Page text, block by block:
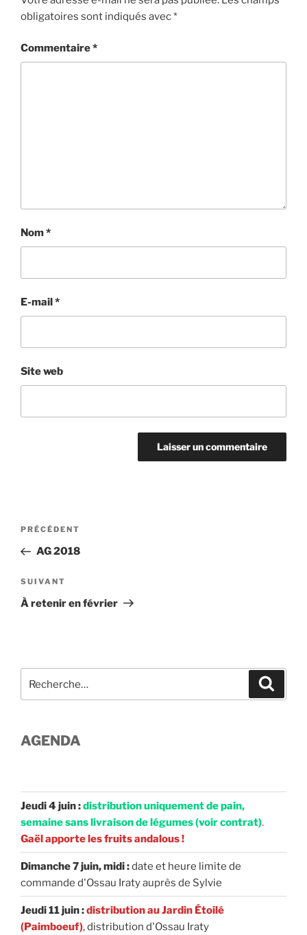
obligatoires sont indiqués avec*
Commentaire*
Nom*
E-mail*
Site web
Navigation
l’article
Article
précédent
PRÉCÉDENT
AG 2018
Article
suivant
SUIVANT
À retenir en février
pour
AGENDA
Jeudi 4 juin :distribution uniquement de pain,
semaine sans livraison de légumes (voir contrat).
Gaël apporte les fruits andalous !
Dimanche 7 juin, midi :date et heure limite de
commande d'Ossau Iraty auprès de Sylvie
Jeudi 11 juin :distribution au Jardin Étoilé
(Paimboeuf), distribution d'Ossau Iraty